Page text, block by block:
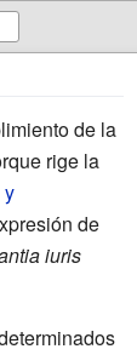
de la
rige la
de
iuris